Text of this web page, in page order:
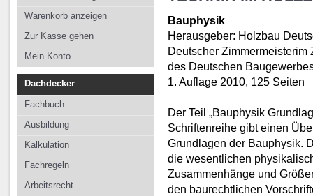
Kalkulation
Fachregeln
Arbeitsrecht
Fachregeln
Fachregeln
Warenkorb anzeigen
Zur Kasse gehen
Mein Konto
Dachdecker
Fachbuch
Ausbildung
Kalkulation
Fachregeln
Arbeitsrecht
Bauphysik
Herausgeber: Holzbau
Deutscher Zimmermeisterim
des Deutschen
1. Auflage 2010, 125 Seiten
Der Teil „Bauphysik
Schriftenreihe gibt einen
Grundlagen der Bauphysik.
die wesentlichen
Zusammenhänge und
den baurechtlichen